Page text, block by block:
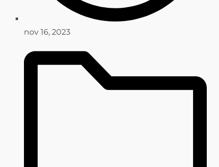
nov 16, 2023